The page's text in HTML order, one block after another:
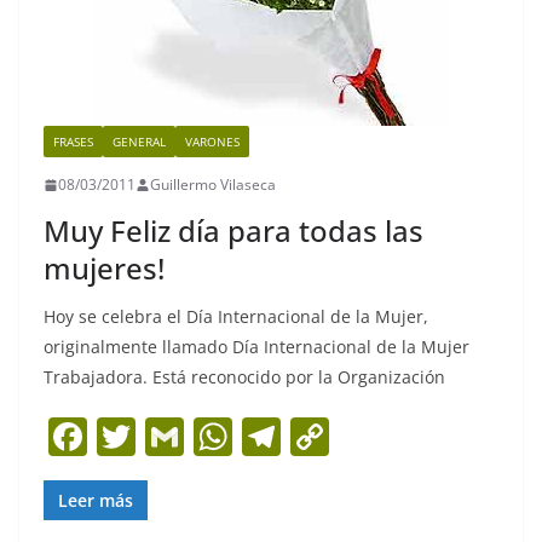
FRASES GENERAL VARONES
08/03/2011 Guillermo Vilaseca
Muy Feliz día para todas las
mujeres!
Hoy se celebra el Día Internacional de la Mujer,
originalmente llamado Día Internacional de la Mujer
Trabajadora. Está reconocido por la Organización
F
a
c
T
w
itt
G W T
Leer más